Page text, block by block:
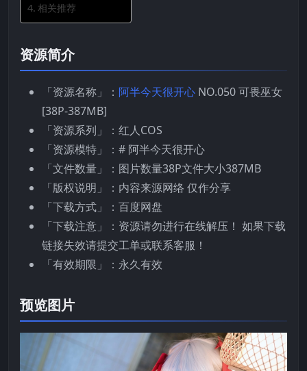
相关推荐
资源简介
「资源名称」： 阿半今天很开心 NO.050 可畏巫女
[38P-387MB]
「资源系列」：红人COS
「资源模特」：# 阿半今天很开心
「文件数量」：图片数量38P文件大小387MB
「版权说明」：内容来源网络 仅作分享
「下载方式」：百度网盘
「下载注意」：资源请勿进行在线解压！ 如果下载
链接失效请提交工单或联系客服！
「有效期限」：永久有效
预览图片